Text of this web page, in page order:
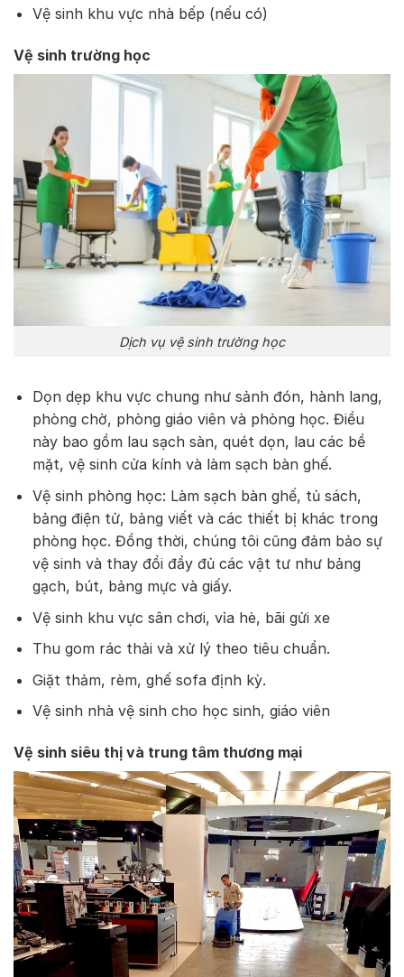
Vệ sinh khu vực nhà bếp (nếu có)
Vệ sinh trường học
Dịch vụ vệ sinh trường học
Dọn dẹp khu vực chung như sảnh đón, hành lang,
phòng chờ, phòng giáo viên và phòng học. Điều
này bao gồm lau sạch sàn, quét dọn, lau các bề
mặt, vệ sinh cửa kính và làm sạch bàn ghế.
Vệ sinh phòng học: Làm sạch bàn ghế, tủ sách,
bảng điện tử, bảng viết và các thiết bị khác trong
phòng học. Đồng thời, chúng tôi cũng đảm bảo sự
vệ sinh và thay đổi đầy đủ các vật tư như bảng
gạch, bút, bảng mực và giấy.
Vệ sinh khu vực sân chơi, vỉa hè, bãi gửi xe
Thu gom rác thải và xử lý theo tiêu chuẩn.
Giặt thảm, rèm, ghế sofa định kỳ.
Vệ sinh nhà vệ sinh cho học sinh, giáo viên
Vệ sinh siêu thị và trung tâm thương mại